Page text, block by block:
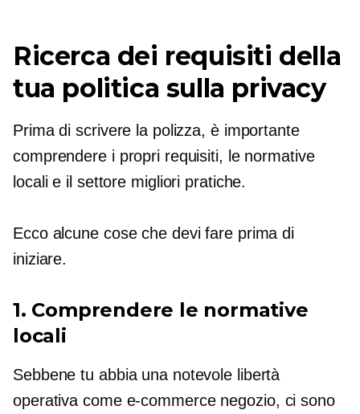
Ricerca dei requisiti della
tua politica sulla privacy
Prima di scrivere la polizza, è importante
comprendere i propri requisiti, le normative
locali e il settore migliori pratiche.
Ecco alcune cose che devi fare prima di
iniziare.
1. Comprendere le normative
locali
Sebbene tu abbia una notevole libertà
operativa come e-commercenegozio, ci sono